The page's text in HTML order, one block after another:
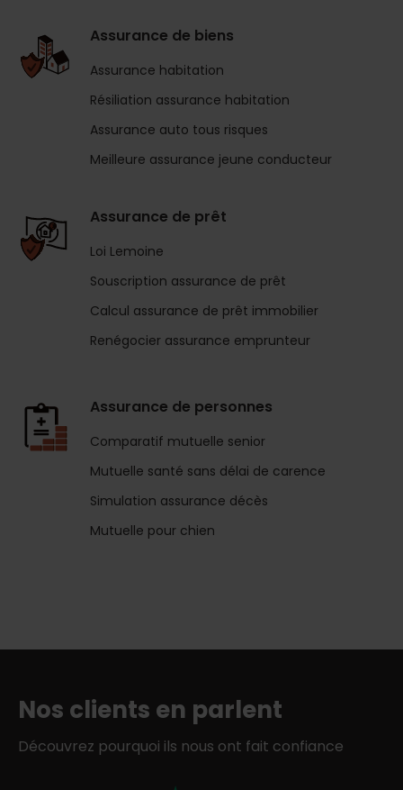
Assurance de biens
Assurance habitation
Résiliation assurance habitation
Assurance auto tous risques
Meilleure assurance jeune conducteur
Assurance de prêt
Loi Lemoine
Souscription assurance de prêt
Calcul assurance de prêt immobilier
Renégocier assurance emprunteur
Assurance de personnes
Comparatif mutuelle senior
Mutuelle santé sans délai de carence
Simulation assurance décès
Mutuelle pour chien
Nos clients en parlent
Découvrez pourquoi ils nous ont fait confiance